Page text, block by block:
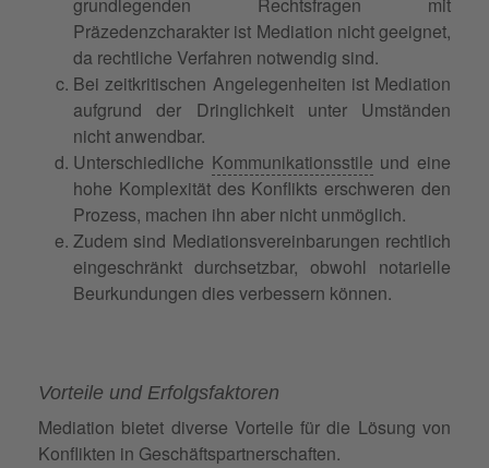
grundlegenden Rechtsfragen mit
Präzedenzcharakter ist Mediation nicht geeignet,
da rechtliche Verfahren notwendig sind.
Bei zeitkritischen Angelegenheiten ist Mediation
aufgrund der Dringlichkeit unter Umständen
nicht anwendbar.
Unterschiedliche Kommunikationsstile und eine
hohe Komplexität des Konflikts erschweren den
Prozess, machen ihn aber nicht unmöglich.
Zudem sind Mediationsvereinbarungen rechtlich
eingeschränkt durchsetzbar, obwohl notarielle
Beurkundungen dies verbessern können.
Vorteile und Erfolgsfaktoren
Mediation bietet diverse Vorteile für die Lösung von
Konflikten in Geschäftspartnerschaften.